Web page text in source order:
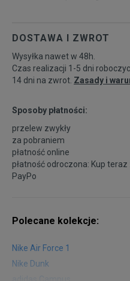
DOSTAWA I ZWROT
Wysyłka nawet w 48h.
Czas realizacji 1-5 dni
14 dni na zwrot. Zasady i
Sposoby płatności:
przelew zwykły
za pobraniem
płatność online
płatność odroczona: Kup teraz
PayPo
Polecane kolekcje:
Nike Air Force 1
Nike Dunk